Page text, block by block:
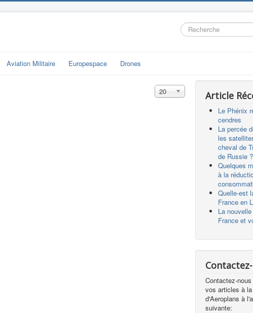
Rechercher
Aviation Militaire Europespace Drones
Affichage #
20
Article
Le Phénix
cendres
La percée
les
cheval de
de Russie ?
Quelques
à la
Quelle-est
France en
La
France et
Contactez-
vos articles à
d'Aeroplans à
suivante: